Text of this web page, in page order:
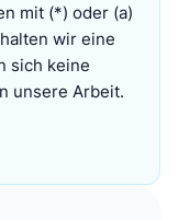
mit (*) oder (a)
wir eine
sich keine
unsere Arbeit.